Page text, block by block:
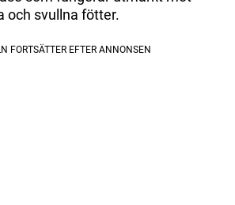
och svullna fötter.